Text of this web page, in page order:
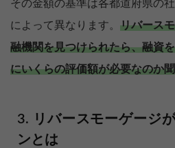
その金額の基準は各都道府県の
によって異なります。 リバース
融機関を見つけられたら、融資
にいくらの評価額が必要なのか
リバースモーゲージ
ンとは